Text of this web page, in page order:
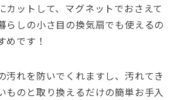
カットして、マグネットでおさえて
らしの小さ目の換気扇でも使えるの
めです！
汚れを防いでくれますし、汚れてき
ものと取り換えるだけの簡単お手入